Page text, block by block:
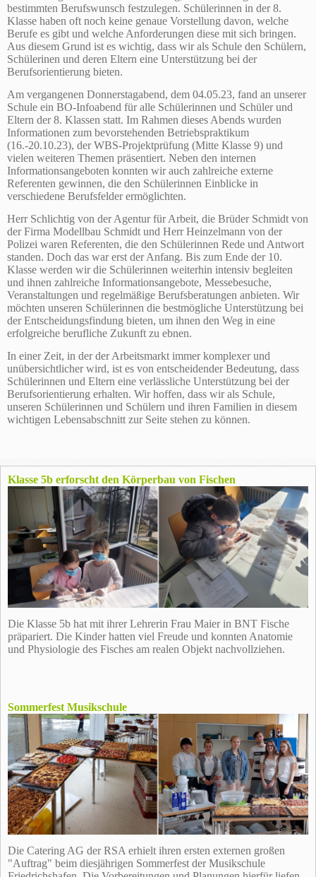
bestimmten Berufswunsch festzulegen. Schülerinnen in der 8.
Klasse haben oft noch keine genaue Vorstellung davon, welche
Berufe es gibt und welche Anforderungen diese mit sich bringen.
Aus diesem Grund ist es wichtig, dass wir als Schule den Schülern,
Schülerinen und deren Eltern eine Unterstützung bei der
Berufsorientierung bieten.
Am vergangenen Donnerstagabend, dem 04.05.23, fand an unserer
Schule ein BO-Infoabend für alle Schülerinnen und Schüler und
Eltern der 8. Klassen statt. Im Rahmen dieses Abends wurden
Informationen zum bevorstehenden Betriebspraktikum
(16.-20.10.23), der WBS-Projektprüfung (Mitte Klasse 9) und
vielen weiteren Themen präsentiert. Neben den internen
Informationsangeboten konnten wir auch zahlreiche externe
Referenten gewinnen, die den Schülerinnen Einblicke in
verschiedene Berufsfelder ermöglichten.
Herr Schlichtig von der Agentur für Arbeit, die Brüder Schmidt von
der Firma Modellbau Schmidt und Herr Heinzelmann von der
Polizei waren Referenten, die den Schülerinnen Rede und Antwort
standen. Doch das war erst der Anfang. Bis zum Ende der 10.
Klasse werden wir die Schülerinnen weiterhin intensiv begleiten
und ihnen zahlreiche Informationsangebote, Messebesuche,
Veranstaltungen und regelmäßige Berufsberatungen anbieten. Wir
möchten unseren Schülerinnen die bestmögliche Unterstützung bei
der Entscheidungsfindung bieten, um ihnen den Weg in eine
erfolgreiche berufliche Zukunft zu ebnen.
In einer Zeit, in der der Arbeitsmarkt immer komplexer und
unübersichtlicher wird, ist es von entscheidender Bedeutung, dass
Schülerinnen und Eltern eine verlässliche Unterstützung bei der
Berufsorientierung erhalten. Wir hoffen, dass wir als Schule,
unseren Schülerinnen und Schülern und ihren Familien in diesem
wichtigen Lebensabschnitt zur Seite stehen zu können.
Klasse 5b erforscht den Körperbau von Fischen
Die Klasse 5b hat mit ihrer Lehrerin Frau Maier in BNT Fische
präpariert. Die Kinder hatten viel Freude und konnten Anatomie
und Physiologie des Fisches am realen Objekt nachvollziehen.
Sommerfest Musikschule
Die Catering AG der RSA erhielt ihren ersten externen großen
"Auftrag" beim diesjährigen Sommerfest der Musikschule